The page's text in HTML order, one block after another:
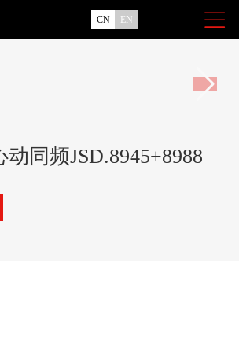
CN EN
同频JSD.8945+8988